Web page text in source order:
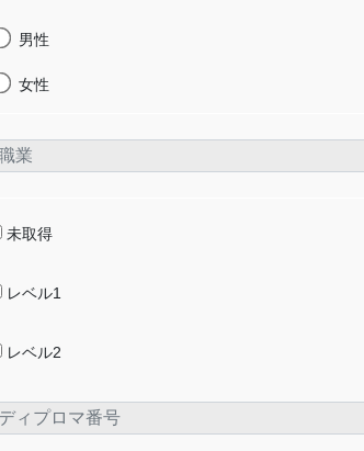
男性
女性
未取得
レベル1
レベル2